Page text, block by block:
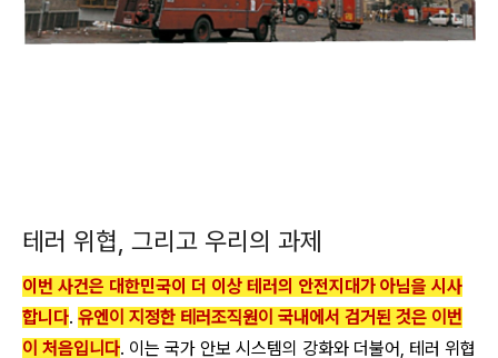
테러 위협, 그리고 우리의 과제
이번 사건은 대한민국이 더 이상 테러의 안전지대가 아님을 시사
합니다. 유엔이 지정한 테러조직원이 국내에서 검거된 것은 이번
이 처음입니다. 이는 국가 안보 시스템의 강화와 더불어, 테러 위협